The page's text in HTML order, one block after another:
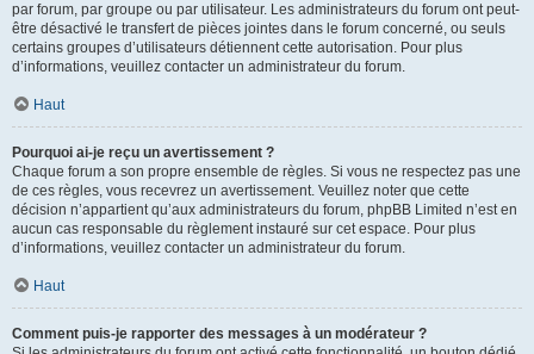
par forum, par groupe ou par utilisateur. Les administrateurs du forum ont peut-
être désactivé le transfert de pièces jointes dans le forum concerné, ou seuls
certains groupes d’utilisateurs détiennent cette autorisation. Pour plus
d’informations, veuillez contacter un administrateur du forum.
Haut
Pourquoi ai-je reçu un avertissement ?
Chaque forum a son propre ensemble de règles. Si vous ne respectez pas une
de ces règles, vous recevrez un avertissement. Veuillez noter que cette
décision n’appartient qu’aux administrateurs du forum, phpBB Limited n’est en
aucun cas responsable du règlement instauré sur cet espace. Pour plus
d’informations, veuillez contacter un administrateur du forum.
Haut
Comment puis-je rapporter des messages à un modérateur ?